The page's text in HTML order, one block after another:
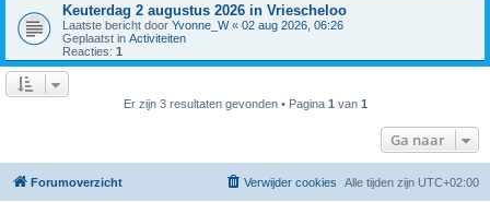
Keuterdag 2 augustus 2026 in Vriescheloo
Laatste bericht door Yvonne_W« 02 aug 2026, 06:26
Geplaatst in Activiteiten
Reacties: 1
Er zijn 3 resultaten gevonden • Pagina 1 van 1
Ga naar
Forumoverzicht Alle tijden zijn UTC+02:00
Verwijder cookies